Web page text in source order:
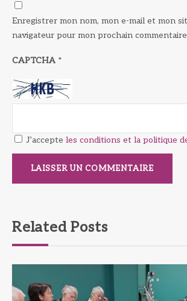
Enregistrer mon nom, mon e-mail et mon
navigateur pour mon prochain
CAPTCHA *
J’accepte les conditions et la politique
Related Posts